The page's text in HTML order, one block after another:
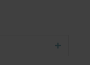
Udvid